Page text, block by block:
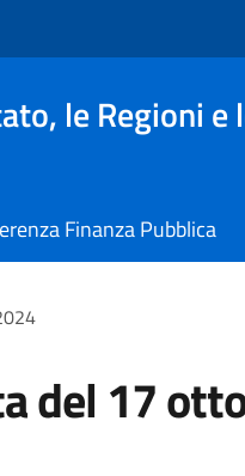
le Regioni e
Finanza Pubblica
del 17